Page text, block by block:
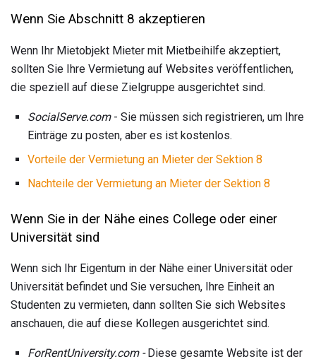
Wenn Sie Abschnitt 8 akzeptieren
Wenn Ihr Mietobjekt Mieter mit Mietbeihilfe akzeptiert,
sollten Sie Ihre Vermietung auf Websites veröffentlichen,
die speziell auf diese Zielgruppe ausgerichtet sind.
SocialServe.com- Sie müssen sich registrieren, um Ihre
Einträge zu posten, aber es ist kostenlos.
Vorteile der Vermietung an Mieter der Sektion 8
Nachteile der Vermietung an Mieter der Sektion 8
Wenn Sie in der Nähe eines College oder einer
Universität sind
Wenn sich Ihr Eigentum in der Nähe einer Universität oder
Universität befindet und Sie versuchen, Ihre Einheit an
Studenten zu vermieten, dann sollten Sie sich Websites
anschauen, die auf diese Kollegen ausgerichtet sind.
ForRentUniversity.com -Diese gesamte Website ist der